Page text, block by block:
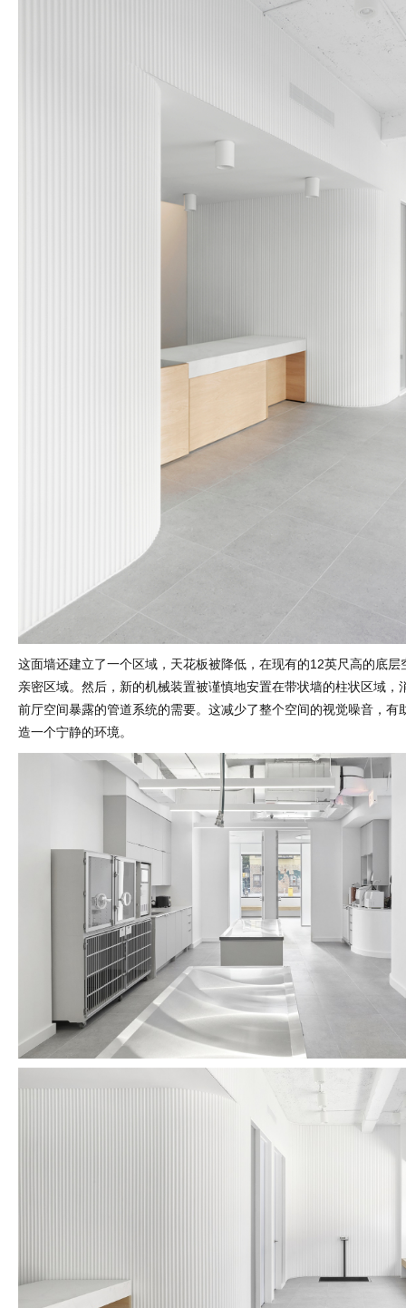
这面墙还建立了一个区域，天花板被降低，在现有的12英尺高的底层
亲密区域。然后，新的机械装置被谨慎地安置在带状墙的柱状区域，
前厅空间暴露的管道系统的需要。这减少了整个空间的视觉噪音，有
造一个宁静的环境。